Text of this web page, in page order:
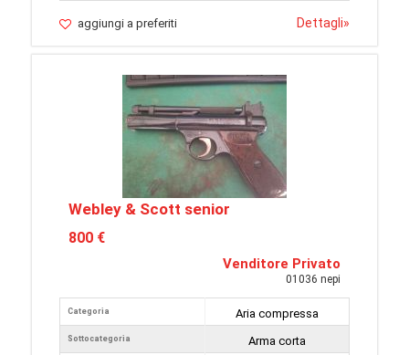
aggiungi a preferiti Dettagli»
Webley & Scott senior
800 €
Venditore Privato
01036 nepi
Categoria
Sottocategoria
Aria compressa
Arma corta